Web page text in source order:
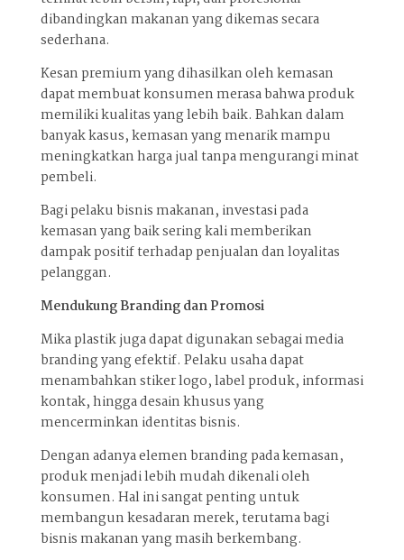
dibandingkan makanan yang dikemas secara
sederhana.
Kesan premium yang dihasilkan oleh kemasan
dapat membuat konsumen merasa bahwa produk
memiliki kualitas yang lebih baik. Bahkan dalam
banyak kasus, kemasan yang menarik mampu
meningkatkan harga jual tanpa mengurangi minat
pembeli.
Bagi pelaku bisnis makanan, investasi pada
kemasan yang baik sering kali memberikan
dampak positif terhadap penjualan dan loyalitas
pelanggan.
Mendukung Branding dan Promosi
Mika plastik juga dapat digunakan sebagai media
branding yang efektif. Pelaku usaha dapat
menambahkan stiker logo, label produk, informasi
kontak, hingga desain khusus yang
mencerminkan identitas bisnis.
Dengan adanya elemen branding pada kemasan,
produk menjadi lebih mudah dikenali oleh
konsumen. Hal ini sangat penting untuk
membangun kesadaran merek, terutama bagi
bisnis makanan yang masih berkembang.